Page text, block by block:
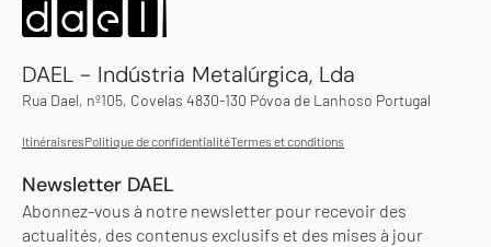
DAEL - Indústria Metalúrgica, Lda
Rua Dael, nº105, Covelas 4830-130 Póvoa de Lanhoso Portugal
ItinéraisresPolitique de confidentialitéTermes et conditions
Newsletter DAEL
Abonnez-vous à notre newsletter pour recevoir des
actualités, des contenus exclusifs et des mises à jour